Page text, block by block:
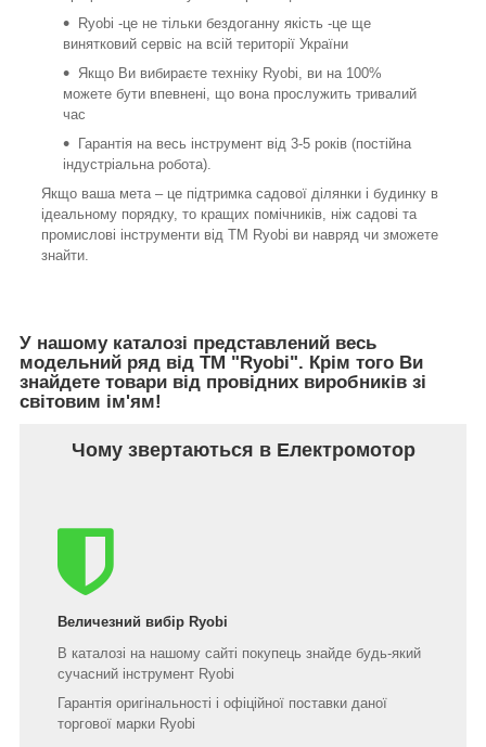
Ryobi -це не тільки бездоганну якість -це ще
винятковий сервіс на всій території України
Якщо Ви вибираєте техніку Ryobi, ви на 100%
можете бути впевнені, що вона прослужить тривалий
час
Гарантія на весь інструмент від 3-5 років (постійна
індустріальна робота).
Якщо ваша мета – це підтримка садової ділянки і будинку в
ідеальному порядку, то кращих помічників, ніж садові та
промислові інструменти від ТМ Ryobi ви навряд чи зможете
знайти.
У нашому каталозі представлений весь
модельний ряд від ТМ "Ryobi". Крім того Ви
знайдете товари від провідних виробників зі
світовим ім'ям!
Чому звертаються в Електромотор
Величезний вибір Ryobi
В каталозі на нашому сайті покупець знайде будь-який
сучасний інструмент Ryobi
Гарантія оригінальності і офіційної поставки даної
торгової марки Ryobi